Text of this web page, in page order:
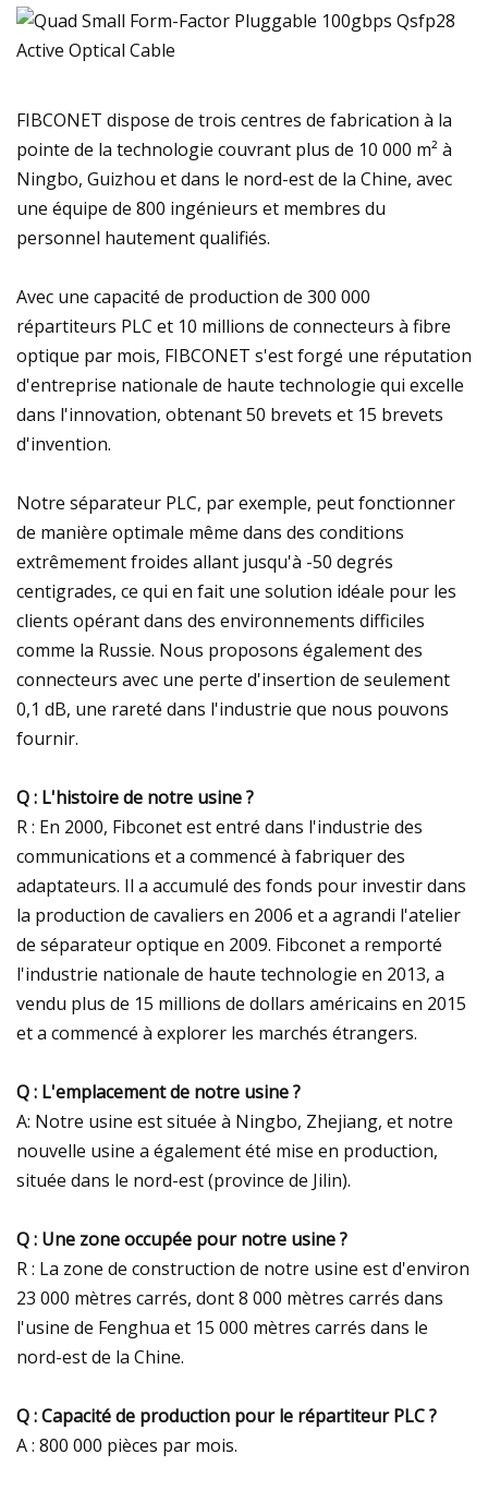
FIBCONET dispose de trois centres de fabrication à la
pointe de la technologie couvrant plus de 10 000 m² à
Ningbo, Guizhou et dans le nord-est de la Chine, avec
une équipe de 800 ingénieurs et membres du
personnel hautement qualifiés.
Avec une capacité de production de 300 000
répartiteurs PLC et 10 millions de connecteurs à fibre
optique par mois, FIBCONET s'est forgé une réputation
d'entreprise nationale de haute technologie qui excelle
dans l'innovation, obtenant 50 brevets et 15 brevets
d'invention.
Notre séparateur PLC, par exemple, peut fonctionner
de manière optimale même dans des conditions
extrêmement froides allant jusqu'à -50 degrés
centigrades, ce qui en fait une solution idéale pour les
clients opérant dans des environnements difficiles
comme la Russie. Nous proposons également des
connecteurs avec une perte d'insertion de seulement
0,1 dB, une rareté dans l'industrie que nous pouvons
fournir.
Q : L'histoire de notre usine ?
R : En 2000, Fibconet est entré dans l'industrie des
communications et a commencé à fabriquer des
adaptateurs. Il a accumulé des fonds pour investir dans
la production de cavaliers en 2006 et a agrandi l'atelier
de séparateur optique en 2009. Fibconet a remporté
l'industrie nationale de haute technologie en 2013, a
vendu plus de 15 millions de dollars américains en 2015
et a commencé à explorer les marchés étrangers.
Q : L'emplacement de notre usine ?
A: Notre usine est située à Ningbo, Zhejiang, et notre
nouvelle usine a également été mise en production,
située dans le nord-est (province de Jilin).
Q : Une zone occupée pour notre usine ?
R : La zone de construction de notre usine est d'environ
23 000 mètres carrés, dont 8 000 mètres carrés dans
l'usine de Fenghua et 15 000 mètres carrés dans le
nord-est de la Chine.
Q : Capacité de production pour le répartiteur PLC ?
A : 800 000 pièces par mois.